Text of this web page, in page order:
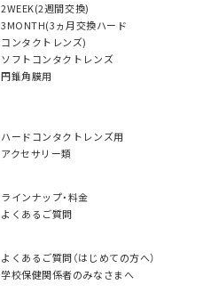
2WEEK(2週間交換)
3MONTH(3ヵ月交換ハード
コンタクトレンズ)
ソフトコンタクトレンズ
円錐角膜用
ハードコンタクトレンズ用
アクセサリー類
ラインナップ・料金
よくあるご質問
よくあるご質問（はじめての方へ）
学校保健関係者のみなさまへ